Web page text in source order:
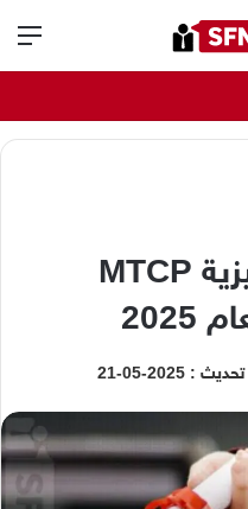
منحة الحكومة الماليزية MTCP
: 2025-05-21